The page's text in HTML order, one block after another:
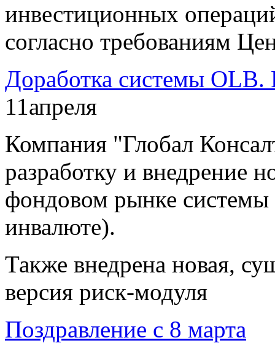
инвестиционных
согласно требованиям
Доработка системы OLB.
11апреля
Компания "Глобал
разработку и внедрение
фондовом рынке
инвалюте).
Также внедрена новая,
версия риск-модуля
Поздравление с 8 марта